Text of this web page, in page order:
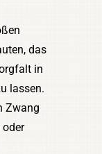
das
in
lassen.
Zwang